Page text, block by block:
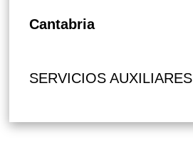
Cantabria
SERVICIOS AUXILIARES